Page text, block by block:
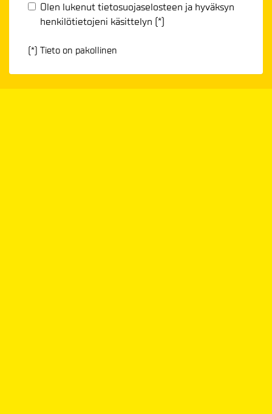
Olen lukenuttietosuojaselosteen ja hyväksyn
henkilötietojeni käsittelyn (*)
(*) Tieto on pakollinen